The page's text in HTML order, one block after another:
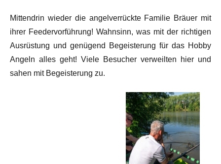
Mittendrin wieder die angelverrückte Familie Bräuer mit
ihrer Feedervorführung! Wahnsinn, was mit der richtigen
Ausrüstung und genügend Begeisterung für das Hobby
Angeln alles geht! Viele Besucher verweilten hier und
sahen mit Begeisterung zu.